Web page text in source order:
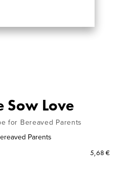
Sow Love
for Bereaved Parents
Parents
5,68 €